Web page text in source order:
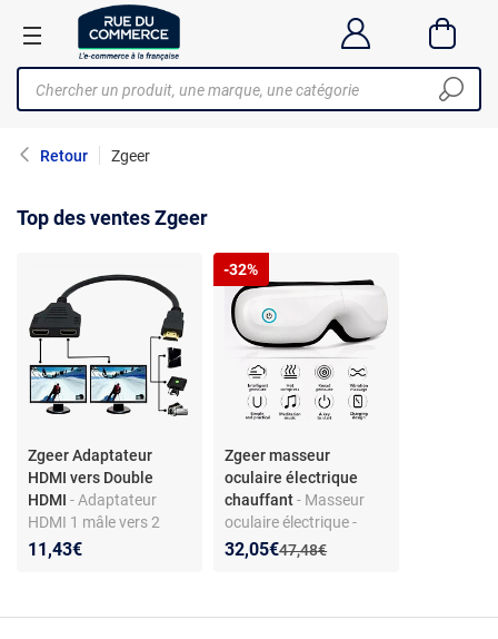
Retour Zgeer
Top des ventes Zgeer
Zgeer Adaptateur
HDMI vers Double
HDMI - Adaptateur
HDMI 1 mâle vers 2
femelles - Pour TV
11,43€
Zgeer masseur
oculaire électrique
chauffant- Masseur
oculaire électrique -
Chauffage intégré -
Ancien prix :
47,48€
Nouveau prix :
32,05€
Réduction de :
-32%